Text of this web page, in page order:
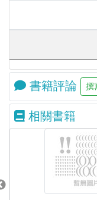
書籍評論
相關書籍